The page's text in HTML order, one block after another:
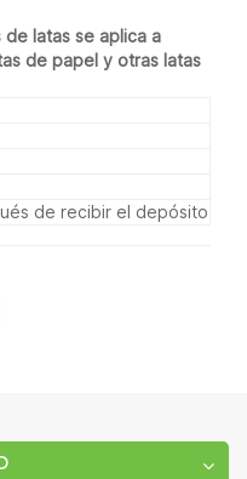
de latas se aplica a
de papel y otras latas
de recibir el depósito